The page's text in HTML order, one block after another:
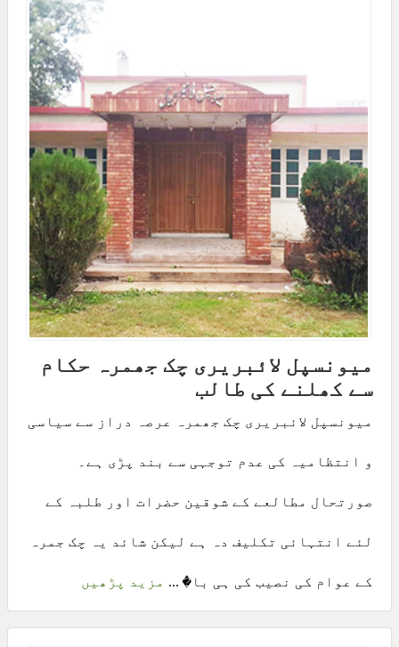
میونسپل لائبریری چک جھمرہ حکام
سے کھلنے کی طالب
میونسپل لائبریری چک جھمرہ عرصہ دراز سے سیاسی
و انتظامیہ کی عدم توجہی سے بند پڑی ہے۔
صورتحال مطالعے کے شوقین حضرات اور طلبہ کے
لئے انتہائی تکلیف دہ ہے لیکن شائد یہ چک جمرہ
کے عوام کی نصیب کی ہی با� ... مزید پڑھیں